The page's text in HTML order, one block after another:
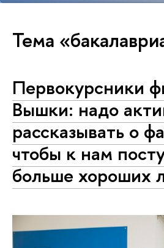
Тема
Первокурсники
Вышки: надо
рассказывать о
чтобы к нам
больше хороших